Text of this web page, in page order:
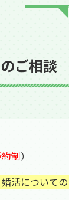
のご相
制）
についての